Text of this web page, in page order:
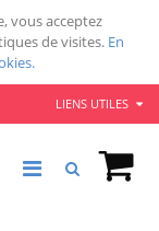
vous acceptez
de visites. En
LIENS UTILES